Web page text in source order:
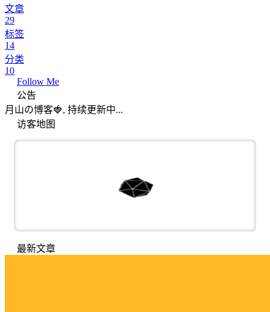
文章
29
标签
14
分类
10
Follow Me
公告
月山の博客🍓, 持续更新中...
访客地图
最新文章